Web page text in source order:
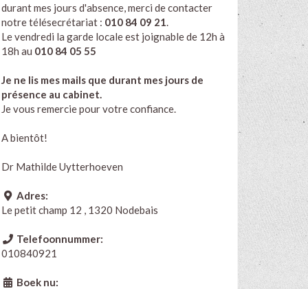
durant mes jours d'absence, merci de contacter
notre télésecrétariat : 010 84 09 21
Le vendredi la garde locale est joignable de 12h à
18h au 010 84 05 55
Je ne lis mes mails que durant mes jours de
présence au cabinet.
Je vous remercie pour votre confiance.
A bientôt!
Dr Mathilde Uytterhoeven
Adres:
Le petit champ 12 , 1320 Nodebais
Telefoonnummer:
010840921
Boek nu: